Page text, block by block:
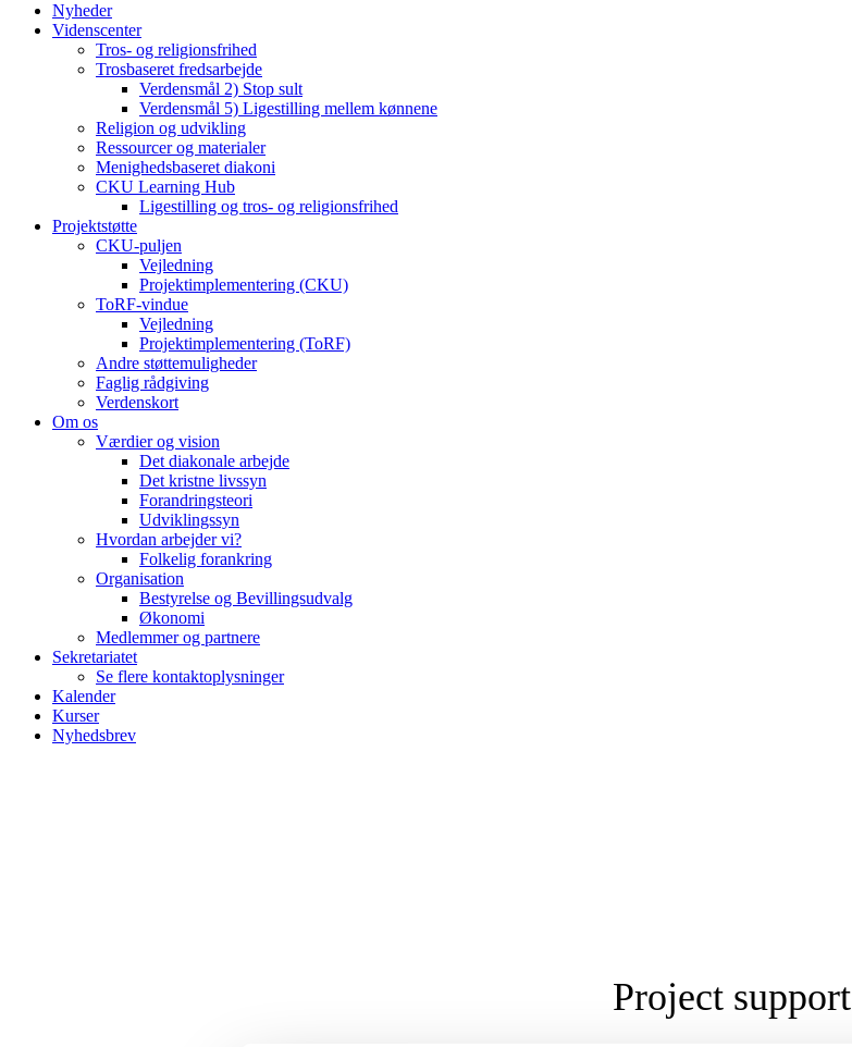
Nyheder
Videnscenter
Tros- og religionsfrihed
Trosbaseret fredsarbejde
Verdensmål 2) Stop sult
Verdensmål 5) Ligestilling mellem kønnene
Religion og udvikling
Ressourcer og materialer
Menighedsbaseret diakoni
CKU Learning Hub
Ligestilling og tros- og religionsfrihed
Projektstøtte
CKU-puljen
Vejledning
Projektimplementering (CKU)
ToRF-vindue
Vejledning
Projektimplementering (ToRF)
Andre støttemuligheder
Faglig rådgiving
Verdenskort
Om os
Værdier og vision
Det diakonale arbejde
Det kristne livssyn
Forandringsteori
Udviklingssyn
Hvordan arbejder vi?
Folkelig forankring
Organisation
Bestyrelse og Bevillingsudvalg
Økonomi
Medlemmer og partnere
Sekretariatet
Se flere kontaktoplysninger
Kalender
Kurser
Nyhedsbrev
Project support